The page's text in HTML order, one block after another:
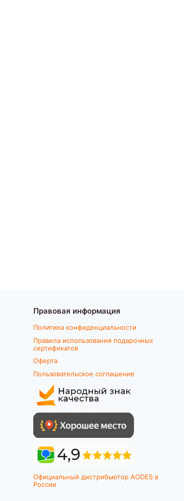
Правовая информация
Политика конфиденциальности
Правила использования подарочных
сертификатов
Оферта
Пользовательское соглашение
Официальный дистрибьютор AODES в
России